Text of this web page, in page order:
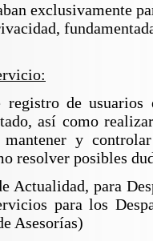
exclusivamente
de usuarios
así como
mantener y
resolver posibles
Actualidad, para
para los
Asesorías)